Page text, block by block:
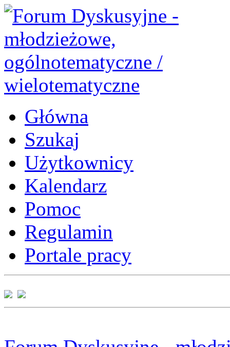
Główna
Szukaj
Użytkownicy
Kalendarz
Pomoc
Regulamin
Portale pracy